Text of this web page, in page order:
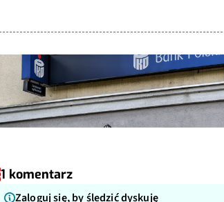
1 komentarz
Zaloguj się, by śledzić dyskuję